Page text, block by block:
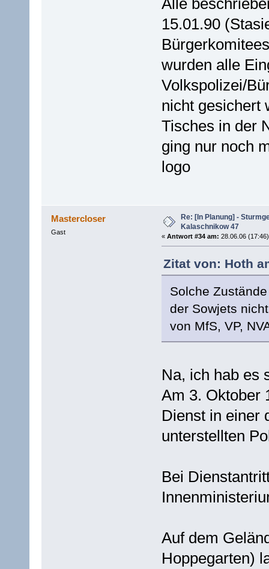
15.01.90
wurden alle
Volkspolizei/
nicht gesichert
Tisches in der
ging nur noch
logo
Mastercloser
Gast
Re: [In Planung] -
Kalaschnikow 47
« Antwort #34 am: 28.06.06
Zitat von: Hoth
Solche
der Sowjets
von MfS, VP,
Na, ich hab es
Am 3. Oktober
Dienst in einer
unterstellten
Bei
Auf dem
Hoppegarten)